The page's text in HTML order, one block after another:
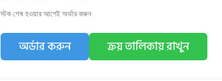
স্টক শেষ হওয়ার আগেই অর্ডার করুন
অর্ডার করুন ক্রয় তালিকায় রাখুন